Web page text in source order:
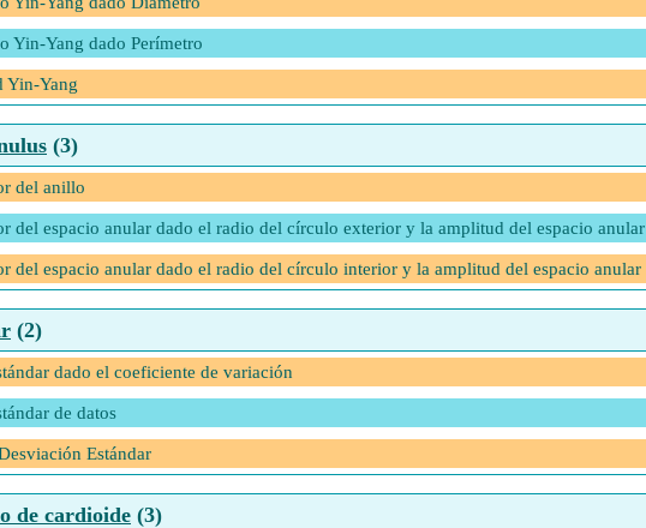
Yin-Yang dado Perímetro
Yin-Yang
(3)
del anillo
del espacio anular dado el radio del círculo exterior y la amplitud del espacio anular
del espacio anular dado el radio del círculo interior y la amplitud del espacio anular
(2)
dado el coeficiente de variación
de datos
Estándar
de cardioide (3)